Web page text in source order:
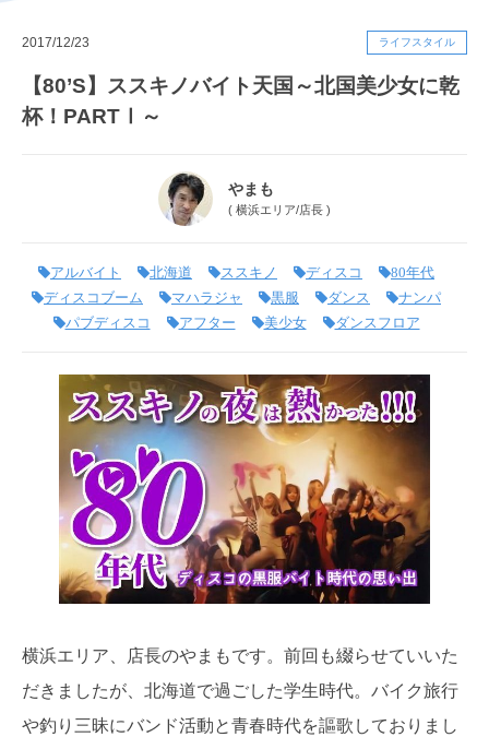
2017/12/23 ライフスタイル
【80’S】ススキノバイト天国～北国美少女に乾
杯！PARTⅠ～
やまも
( 横浜エリア/店長 )
アルバイト 北海道 ススキノ ディスコ
80年代
ディスコブーム
マハラジャ 黒服 ダンス
ナンパ
パブディスコ
アフター 美少女 ダンスフロア
横浜エリア、店長のやまもです。前回も綴らせていいた
だきましたが、北海道で過ごした学生時代。バイク旅行
や釣り三昧にバンド活動と青春時代を謳歌しておりまし